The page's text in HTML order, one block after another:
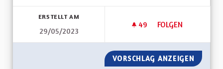
ERSTELLT AM
29/05/2023
49 49 FOLLOWER
FOLGEN
AUTORISER À
VORSCHLAG ANZEIGEN